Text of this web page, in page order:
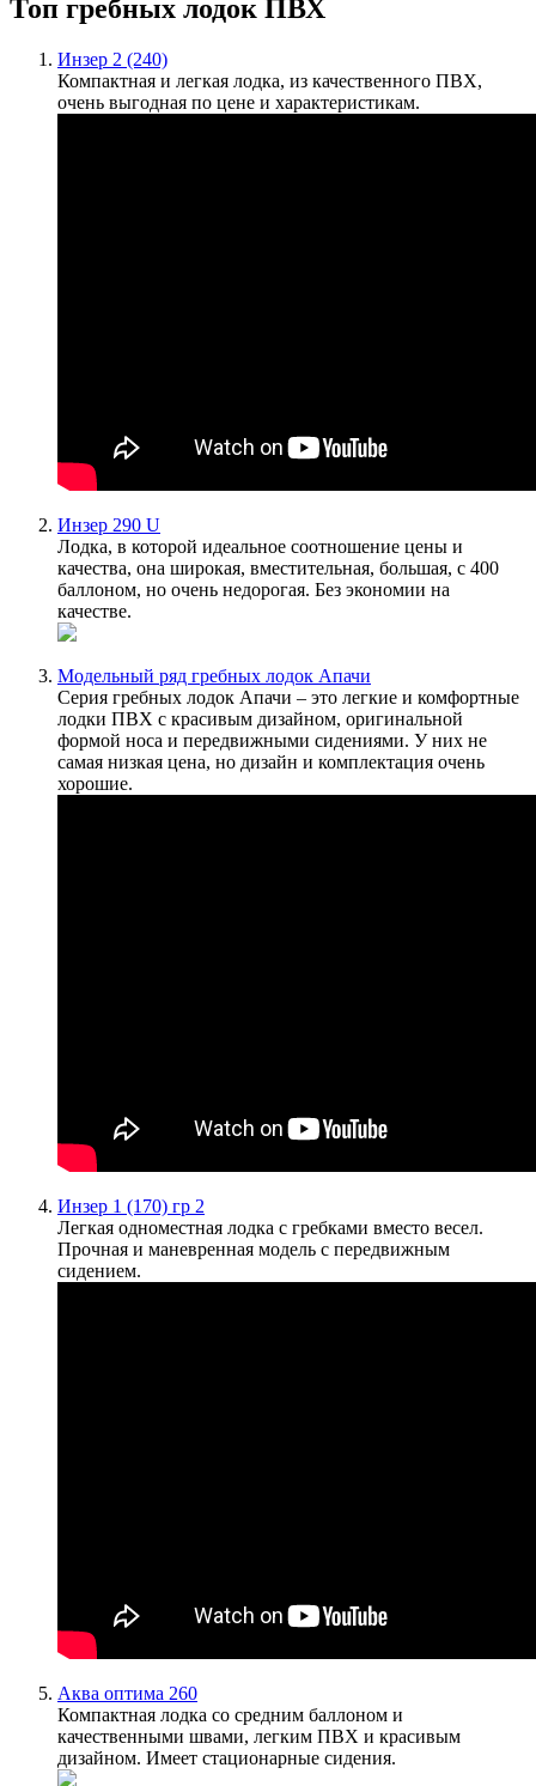
Топ гребных лодок ПВХ
Инзер 2 (240)
Компактная и легкая лодка, из качественного ПВХ,
очень выгодная по цене и характеристикам.
Инзер 290 U
Лодка, в которой идеальное соотношение цены и
качества, она широкая, вместительная, большая, с 400
баллоном, но очень недорогая. Без экономии на
качестве.
Модельный ряд гребных лодок Апачи
Серия гребных лодок Апачи – это легкие и комфортные
лодки ПВХ с красивым дизайном, оригинальной
формой носа и передвижными сидениями. У них не
самая низкая цена, но дизайн и комплектация очень
хорошие.
Инзер 1 (170) гр 2
Легкая одноместная лодка с гребками вместо весел.
Прочная и маневренная модель с передвижным
сидением.
Аква оптима 260
Компактная лодка со средним баллоном и
качественными швами, легким ПВХ и красивым
дизайном. Имеет стационарные сидения.